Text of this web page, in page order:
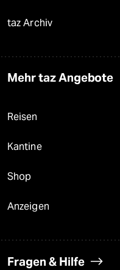
taz Archiv
Mehr taz Angebote
Reisen
Kantine
Shop
Anzeigen
Fragen & Hilfe